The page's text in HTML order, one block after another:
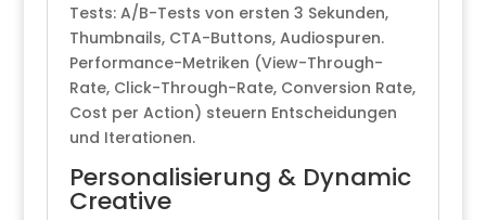
Tests: A/B-Tests von ersten 3 Sekunden,
Thumbnails, CTA-Buttons, Audiospuren.
Performance-Metriken (View-Through-
Rate, Click-Through-Rate, Conversion Rate,
Cost per Action) steuern Entscheidungen
und Iterationen.
Personalisierung & Dynamic
Creative